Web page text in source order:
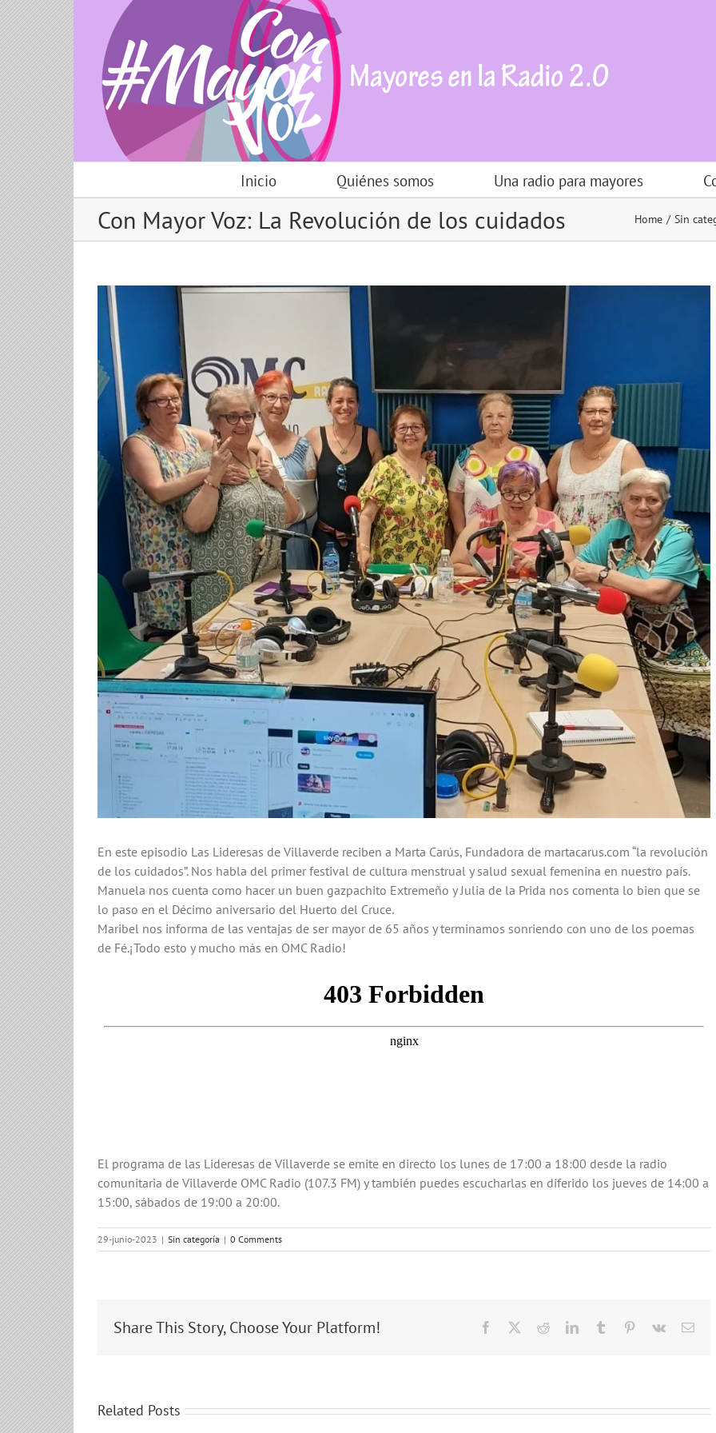
Skip
to
content
Inicio Quiénes somos Una radio para mayores
Con Mayor Voz: La Revolución de los cuidados Home Sin
View
Larger
Image
En este episodio Las Lideresas de Villaverde reciben a Marta Carús, Fundadora de martacarus.com “la revolución
de los cuidados”. Nos habla del primer festival de cultura menstrual y salud sexual femenina en nuestro país.
Manuela nos cuenta como hacer un buen gazpachito Extremeño y Julia de la Prida nos comenta lo bien que se
lo paso en el Décimo aniversario del Huerto del Cruce.
Maribel nos informa de las ventajas de ser mayor de 65 años y terminamos sonriendo con uno de los poemas
de Fé.¡Todo esto y mucho más en OMC Radio!
El programa de las Lideresas de Villaverde se emite en directo los lunes de 17:00 a 18:00 desde la radio
comunitaria de Villaverde OMC Radio (107.3 FM) y también puedes escucharlas en diferido los jueves de 14:00 a
15:00, sábados de 19:00 a 20:00.
29-junio-2023 | Sin categoría | 0 Comments
Share This Story, Choose Your Platform! Facebook RedditLinkedInTumblr Pinterest
Vk
Related Posts